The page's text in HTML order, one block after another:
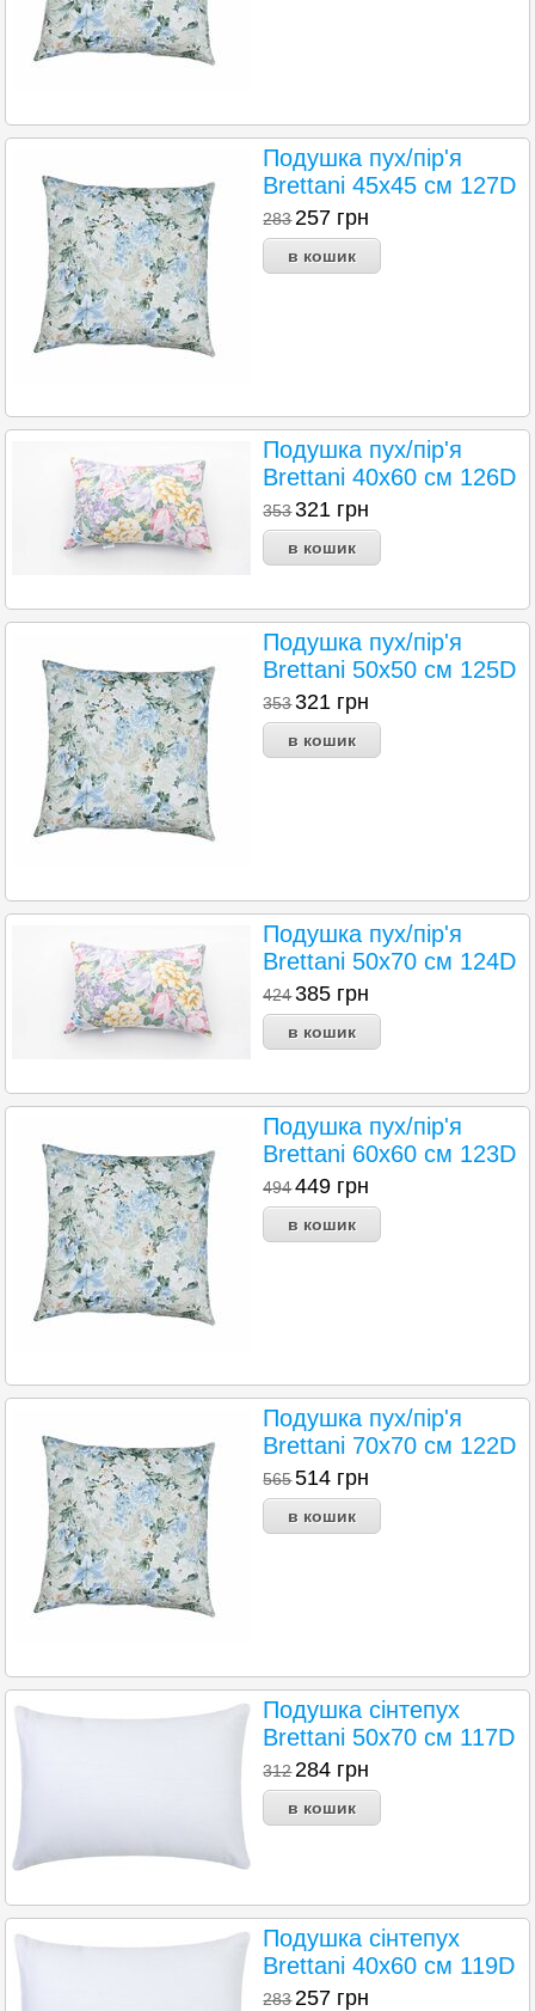
Подушка пух/пір'я
Brettani 45х45 см 127D
283257 грн
Подушка пух/пір'я
Brettani 40х60 см 126D
353321 грн
Подушка пух/пір'я
Brettani 50х50 см 125D
353321 грн
Подушка пух/пір'я
Brettani 50х70 см 124D
424385 грн
Подушка пух/пір'я
Brettani 60х60 см 123D
494449 грн
Подушка пух/пір'я
Brettani 70х70 см 122D
565514 грн
Подушка сінтепух
Brettani 50х70 см 117D
312284 грн
Подушка сінтепух
Brettani 40х60 см 119D
283257 грн